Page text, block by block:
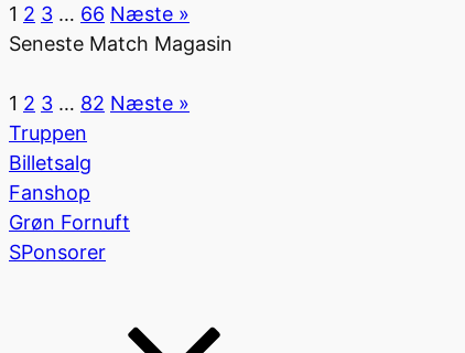
1 2 3 … 66 Næste »
Seneste Match Magasin
1 2 3 … 82 Næste »
Truppen
Billetsalg
Fanshop
Grøn Fornuft
SPonsorer